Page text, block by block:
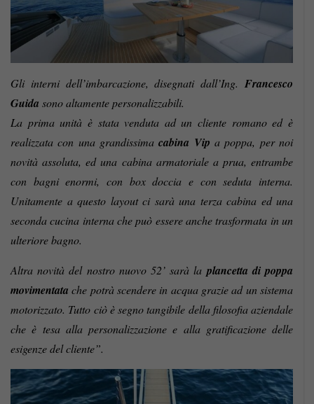
Gli interni dell’imbarcazione, disegnati dall’Ing. Francesco
Guida sono altamente personalizzabili.
La prima unità è stata venduta ad un cliente romano ed è
realizzata con una grandissimacabina Vip a poppa, per noi
novità assoluta, ed una cabina armatoriale a prua, entrambe
con bagni enormi, con box doccia e con seduta interna.
Unitamente a questo layout ci sarà una terza cabina ed una
seconda cucina interna che può essere anche trasformata in un
ulteriore bagno.
Altra novità del nostro nuovo 52’ sarà laplancetta di poppa
movimentata che potrà scendere in acqua grazie ad un sistema
motorizzato. Tutto ciò è segno tangibile della filosofia aziendale
che è tesa alla personalizzazione e alla gratificazione delle
esigenze del cliente”.